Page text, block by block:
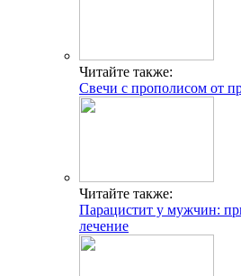
Читайте также:
Свечи с прополисом от
Читайте также:
Парацистит у мужчин:
лечение